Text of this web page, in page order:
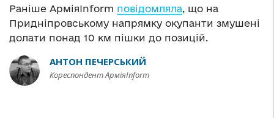
Раніше АрміяInform повідомляла, що на
Придніпровському напрямку окупанти змушені
долати понад 10 км пішки до позицій.
АНТОН ПЕЧЕРСЬКИЙ
Кореспондент АрміяInform